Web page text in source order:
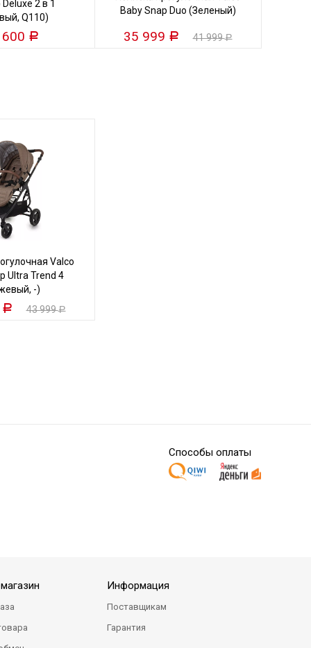
Deluxe 2 в 1
Q110)
Р
Baby Snap Duo (Зеленый)
35 999 Р 41 999Р
Valco
Ultra Trend 4
-)
Р 43 999Р
Способы оплаты
Информация
Поставщикам
Гарантия